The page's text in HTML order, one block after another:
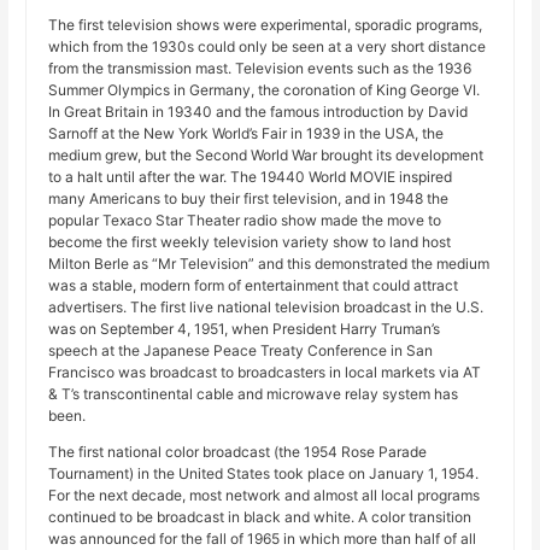
The first television shows were experimental, sporadic programs,
which from the 1930s could only be seen at a very short distance
from the transmission mast. Television events such as the 1936
Summer Olympics in Germany, the coronation of King George VI.
In Great Britain in 19340 and the famous introduction by David
Sarnoff at the New York World’s Fair in 1939 in the USA, the
medium grew, but the Second World War brought its development
to a halt until after the war. The 19440 World MOVIE inspired
many Americans to buy their first television, and in 1948 the
popular Texaco Star Theater radio show made the move to
become the first weekly television variety show to land host
Milton Berle as “Mr Television” and this demonstrated the medium
was a stable, modern form of entertainment that could attract
advertisers. The first live national television broadcast in the U.S.
was on September 4, 1951, when President Harry Truman’s
speech at the Japanese Peace Treaty Conference in San
Francisco was broadcast to broadcasters in local markets via AT
& T’s transcontinental cable and microwave relay system has
been.
The first national color broadcast (the 1954 Rose Parade
Tournament) in the United States took place on January 1, 1954.
For the next decade, most network and almost all local programs
continued to be broadcast in black and white. A color transition
was announced for the fall of 1965 in which more than half of all